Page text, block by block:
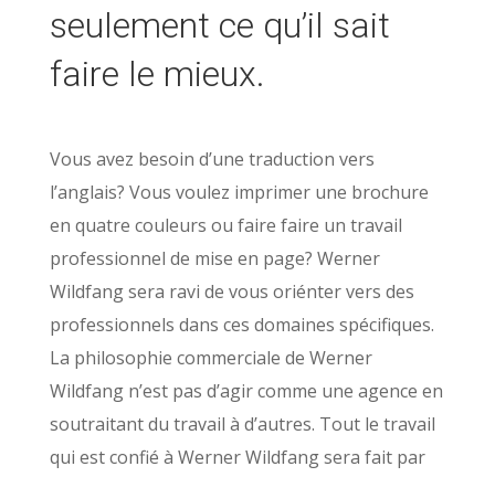
seulement ce qu’il sait
faire le mieux.
Vous avez besoin d’une traduction vers
l’anglais? Vous voulez imprimer une brochure
en quatre couleurs ou faire faire un travail
professionnel de mise en page? Werner
Wildfang sera ravi de vous oriénter vers des
professionnels dans ces domaines spécifiques.
La philosophie commerciale de Werner
Wildfang n’est pas d’agir comme une agence en
soutraitant du travail à d’autres. Tout le travail
qui est confié à Werner Wildfang sera fait par